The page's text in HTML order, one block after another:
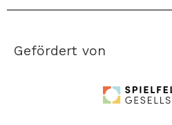
Gefördert von